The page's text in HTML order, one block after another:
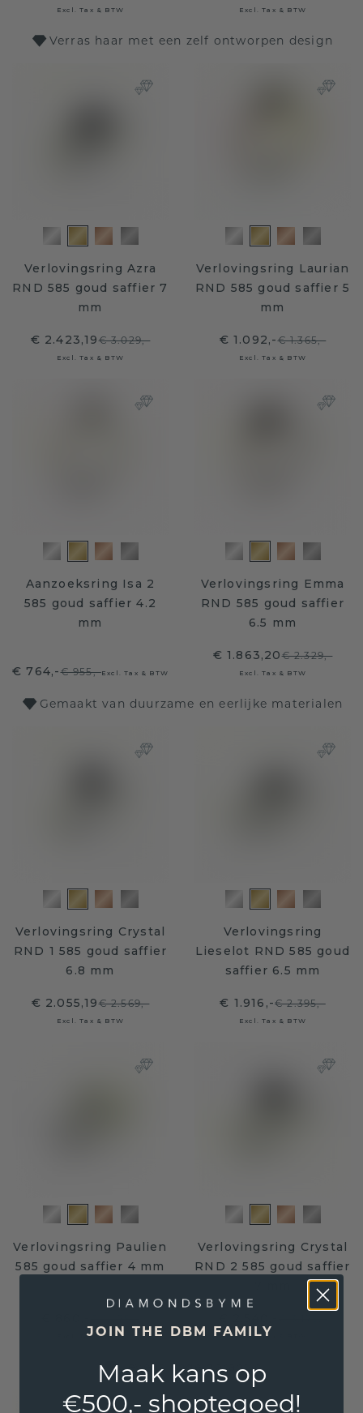
Excl. Tax & BTW Excl. Tax & BTW
Verras haar met een zelf ontworpen design
Verlovingsring Azra
RND 585 goud saffier 7
mm
€ 2.423,19€ 3.029,-
Excl. Tax & BTW
Verlovingsring Laurian
RND 585 goud saffier 5
mm
€ 1.092,-€ 1.365,-
Excl. Tax & BTW
Aanzoeksring Isa 2
585 goud saffier 4.2
mm
€ 764,-€ 955,-Excl. Tax & BTW
Verlovingsring Emma
RND 585 goud saffier
6.5 mm
€ 1.863,20€ 2.329,-
Excl. Tax & BTW
Gemaakt van duurzame en eerlijke materialen
Verlovingsring Crystal
RND 1 585 goud saffier
6.8 mm
€ 2.055,19€ 2.569,-
Excl. Tax & BTW
Verlovingsring
Lieselot RND 585 goud
saffier 6.5 mm
€ 1.916,-€ 2.395,-
Excl. Tax & BTW
Verlovingsring Paulien
585 goud saffier 4 mm
Excl. Tax & BTW
Verlovingsring Crystal
RND 2 585 goud saffier
Excl. Tax & BTW
Levenslange garantie
JOIN THE DBM FAMILY
Maak kans op
€500,- shoptegoed!